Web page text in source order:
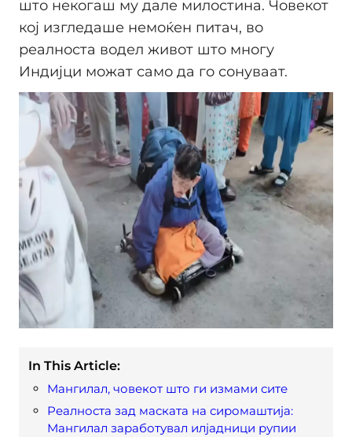
што некогаш му дале милостина. Човекот
кој изгледаше немоќен питач, во
реалноста водел живот што многу
Индијци можат само да го сонуваат.
In This Article:
Мангилал, човекот што ги измами сите
Реалноста зад маската на сиромаштија:
Мангилал заработувал илјадници рупии